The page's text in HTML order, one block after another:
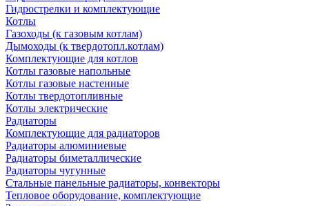
Гидрострелки и комплектующие
Котлы
Газоходы (к газовым котлам)
Дымоходы (к твердотопл.котлам)
Комплектующие для котлов
Котлы газовые напольные
Котлы газовые настенные
Котлы твердотопливные
Котлы электрические
Радиаторы
Комплектующие для радиаторов
Радиаторы алюминиевые
Радиаторы биметаллические
Радиаторы чугунные
Стальные панельные радиаторы, конвекторы
Тепловое оборудование, комплектующие